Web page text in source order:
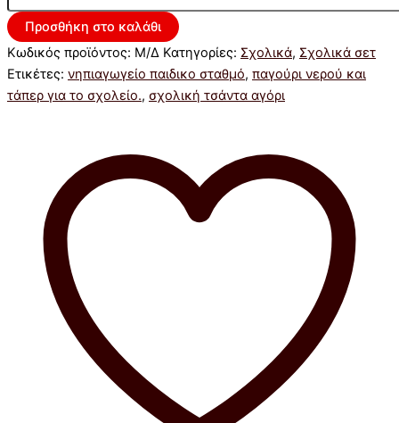
Προσθήκη στο καλάθι
Κωδικός προϊόντος: Μ/Δ Κατηγορίες: Σχολικά, Σχολικά σετ
Ετικέτες: νηπιαγωγείο παιδικο σταθμό, παγούρι νερού και
τάπερ για το σχολείο., σχολική τσάντα αγόρι